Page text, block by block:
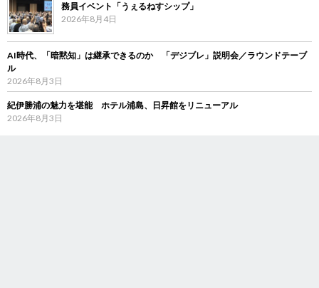
務員イベント「うぇるねすシップ」
2026年8月4日
AI時代、「暗黙知」は継承できるのか 「デジブレ」説明会／ラウンドテーブ
ル
2026年8月3日
紀伊勝浦の魅力を堪能 ホテル浦島、日昇館をリニューアル
2026年8月3日